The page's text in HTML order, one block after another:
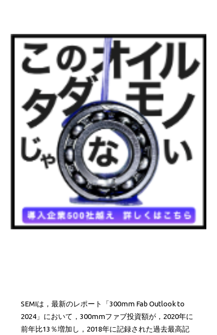
SEMIは，最新のレポート「300mm Fab Outlook to
2024」において，300mmファブ投資額が，2020年に
前年比13％増加し，2018年に記録された過去最高記